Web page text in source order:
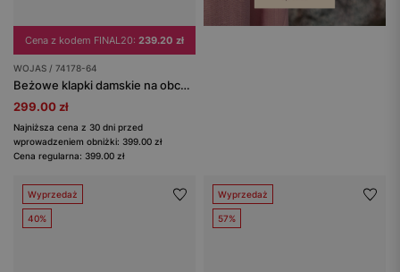
Cena z kodem FINAL20: 239.20 zł
WOJAS / 74178-64
Beżowe klapki damskie na obcasie z zabudowanym przodem
299.00 zł
Najniższa cena z 30 dni przed
wprowadzeniem obniżki: 399.00 zł
Cena regularna: 399.00 zł
Wyprzedaż
40%
Wyprzedaż
57%